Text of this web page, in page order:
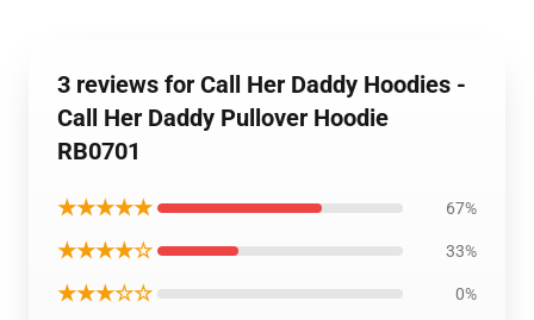
3 reviews for Call Her Daddy Hoodies -
Call Her Daddy Pullover Hoodie
RB0701
★★★★★ 67%
★★★★☆ 33%
★★★☆☆ 0%